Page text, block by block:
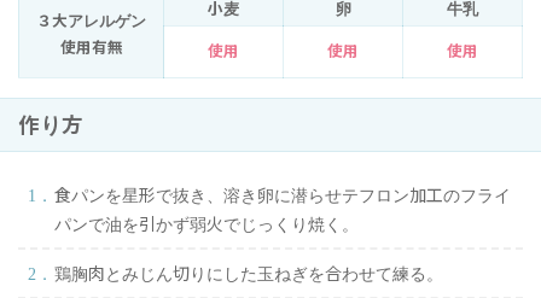
３大アレルゲン
使用有無
小麦 卵 牛乳
使用 使用 使用
作り方
食パンを星形で抜き、溶き卵に潜らせテフロン加工のフライ
パンで油を引かず弱火でじっくり焼く。
鶏胸肉とみじん切りにした玉ねぎを合わせて練る。